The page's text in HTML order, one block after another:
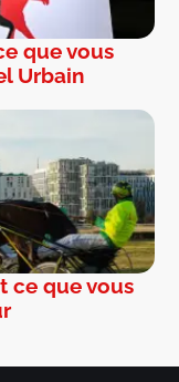
que vous
Urbain
ce que vous